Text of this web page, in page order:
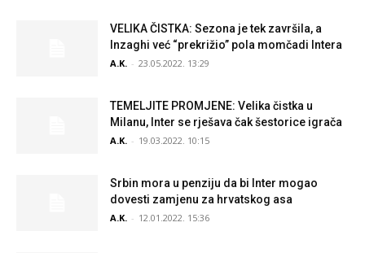
VELIKA ČISTKA: Sezona je tek završila, a
Inzaghi već “prekrižio” pola momčadi Intera
A.K. - 23.05.2022. 13:29
TEMELJITE PROMJENE: Velika čistka u
Milanu, Inter se rješava čak šestorice igrača
A.K. - 19.03.2022. 10:15
Srbin mora u penziju da bi Inter mogao
dovesti zamjenu za hrvatskog asa
A.K. - 12.01.2022. 15:36